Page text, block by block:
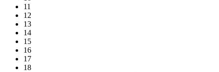
11
12
13
14
15
16
17
18